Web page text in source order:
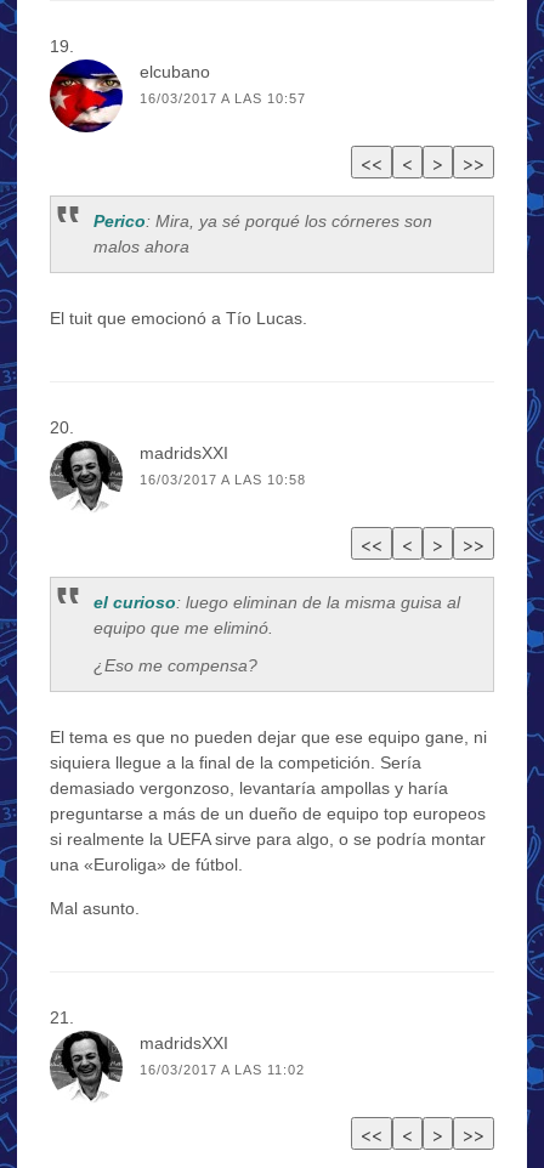
elcubano
16/03/2017 A LAS 10:57
Perico: Mira, ya sé porqué los córneres son
malos ahora
El tuit que emocionó a Tío Lucas.
madridsXXI
16/03/2017 A LAS 10:58
el curioso: luego eliminan de la misma guisa al
equipo que me eliminó.
¿Eso me compensa?
El tema es que no pueden dejar que ese equipo gane, ni
siquiera llegue a la final de la competición. Sería
demasiado vergonzoso, levantaría ampollas y haría
preguntarse a más de un dueño de equipo top europeos
si realmente la UEFA sirve para algo, o se podría montar
una «Euroliga» de fútbol.
Mal asunto.
madridsXXI
16/03/2017 A LAS 11:02